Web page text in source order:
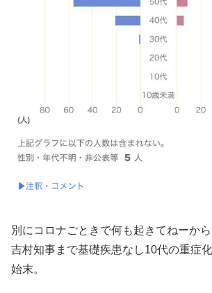
別にコロナごときで何も起きてねーか
吉村知事まで基礎疾患なし10代の重症
始末。